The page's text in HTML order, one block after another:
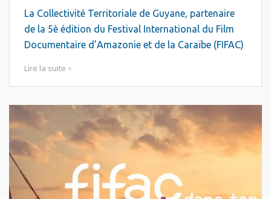
La Collectivité Territoriale de Guyane, partenaire
de la 5è édition du Festival International du Film
Documentaire d’Amazonie et de la Caraïbe (FIFAC)
Lire la suite